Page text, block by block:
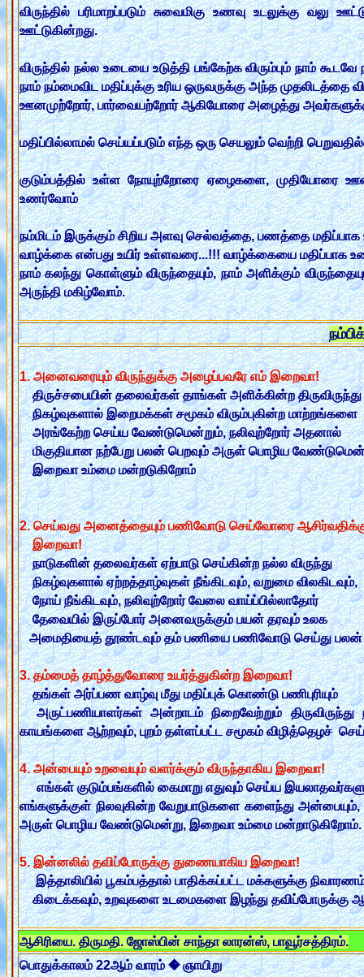
விருந்தில் பரிமாறப்படும் சுவைமிகு உணவு உடலுக்கு வலு
ஊட்டுகின்றது.
விருந்தில் நல்ல உடையை உடுத்தி பங்கேற்க விரும்பும் நாம்
நாம் நம்மைவிட மதிப்புக்கு உரிய ஒருவருக்கு அந்த முதலிடத்தை
ஊனமுற்றோர், பார்வையற்றோர் ஆகியோரை அழைத்து
மதிப்பில்லாமல் செய்யப்படும் எந்த ஒரு செயலும் வெற்றி
குடும்பத்தில் உள்ள நோயுற்றோரை ஏழைகளை, முதியோரை
உணர்வோம்
நம்மிடம் இருக்கும் சிறிய அளவு செல்வத்தை, பணத்தை
வாழ்க்கை என்பது உயிர் உள்ளவரை...!!! வாழ்க்கையை மதிப்பாக
நாம் கலந்து கொள்ளும் விருந்தையும், நாம் அளிக்கும்
அருந்தி மகிழ்வோம்.
1. அனைவரையும் விருந்துக்கு அழைப்பவரே எம் இறைவா!
திருச்சபையின் தலைவர்கள் தாங்கள் அளிக்கின்ற திருவிருந்து
நிகழ்வுகளால் இறைமக்கள் சமூகம் விரும்புகின்ற மாற்றங்களை
அரங்கேற்ற செய்ய வேண்டுமென்றும், நலிவுற்றோர் அதனால்
மிகுதியான நற்பேறு பலன் பெறவும் அருள் பொழிய
இறைவா உம்மை மன்றடுகிறோம்
2. செய்வது அனைத்தையும் பணிவோடு செய்வோரை
இறைவா!
நாடுகளின் தலைவர்கள் ஏற்பாடு செய்கின்ற நல்ல விருந்து
நிகழ்வுகளால் ஏற்றத்தாழ்வுகள் நீங்கிடவும், வறுமை
நோய் நீங்கிடவும், நலிவுற்றோர் வேலை வாய்ப்பில்லாதோர்
தேவையில் இருப்போர் அனைவருக்கும் பயன் தரவும் உலக
அமைதியைத் தூண்டவும் தம் பணியை பணிவோடு செய்து பலன்
3. தம்மைத் தாழ்த்துவோரை உயர்த்துகின்ற இறைவா!
தங்கள் அர்ப்பண வாழ்வு மீது மதிப்புக் கொண்டு பணிபுரியும்
அருட்பணியாளர்கள் அன்றாடம் நிறைவேற்றும்
காயங்களை ஆற்றவும், புறம் தள்ளப்பட்ட சமூகம் விழித்தெழச்
4. அன்பையும் உறவையும் வளர்க்கும் விருந்தாகிய இறைவா!
எங்கள் குடும்பங்களில் கைமாறு எதுவும் செய்ய
எங்களுக்குள் நிலவுகின்ற வேறுபாடுகளை களைந்து
அருள் பொழிய வேண்டுமென்று, இறைவா உம்மை மன்றாடுகிறோம்.
5. இன்னலில் தவிப்போருக்கு துணையாகிய இறைவா!
இத்தாலியில் பூகம்பத்தால் பாதிக்கப்பட்ட மக்களுக்கு
கிடைக்கவும், உறவுகளை உடமைகளை இழந்து தவிப்போருக்கு
ஆசிரியை. திருமதி. ஜோஸ்பின் சாந்தா லாரன்ஸ், பாவூர்சத்திரம்.
பொதுக்காலம் 22ஆம் வாரம் � ஞாயிறு